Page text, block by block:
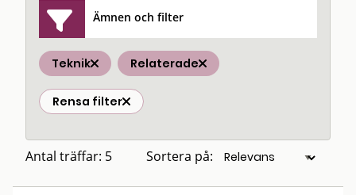
Ämnen och filter
Teknik Relaterade
Rensa filter
Antal träffar: 5 Sortera på: